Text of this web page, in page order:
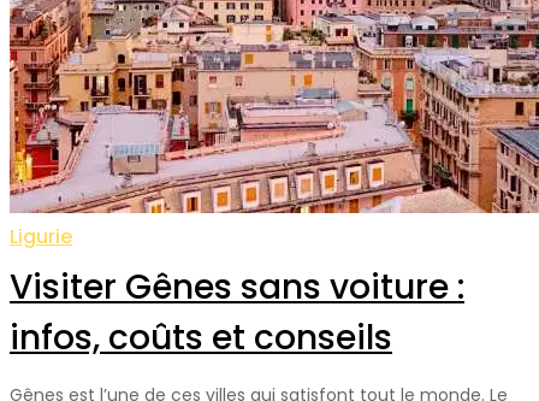
Ligurie
Visiter Gênes sans voiture :
infos, coûts et conseils
Gênes est l’une de ces villes qui satisfont tout le monde. Le